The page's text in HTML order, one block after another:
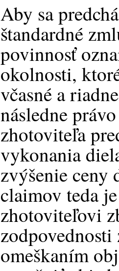
Aby sa
štandardné
povinnosť
okolnosti,
včasné a
následne
zhotoviteľa
vykonania
zvýšenie ceny
claimov teda
zhotoviteľovi
zodpovednosti
omeškaním